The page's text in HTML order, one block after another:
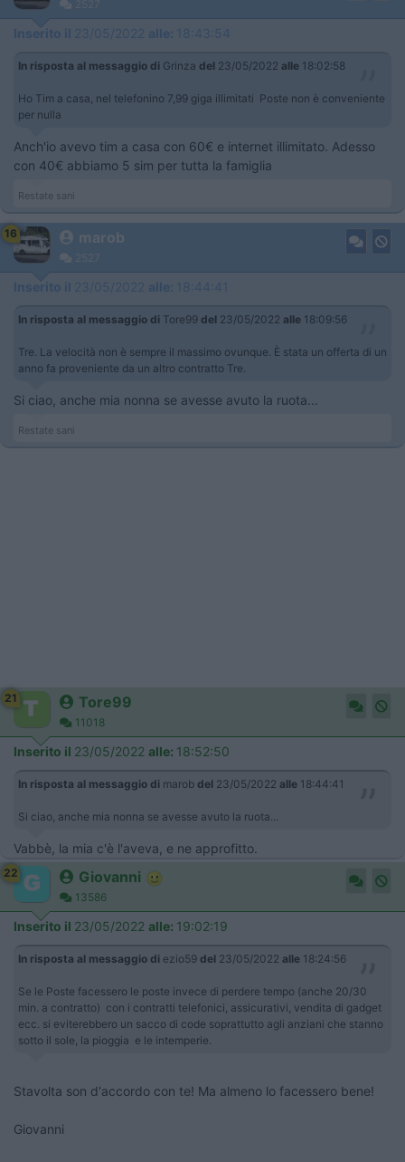
2527
Inserito il 23/05/2022 alle: 18:43:54
In risposta al messaggio di Grinza del 23/05/2022 alle 18:02:58
Ho Tim a casa, nel telefonino 7,99 giga illimitati Poste non è conveniente
per nulla
Anch'io avevo tim a casa con 60€ e internet illimitato. Adesso
con 40€ abbiamo 5 sim per tutta la famiglia
Restate sani
16 marob
2527
Inserito il 23/05/2022 alle: 18:44:41
In risposta al messaggio di Tore99 del 23/05/2022 alle 18:09:56
Tre. La velocità non è sempre il massimo ovunque. È stata un offerta di un
anno fa proveniente da un altro contratto Tre. ​​​​​
Si ciao, anche mia nonna se avesse avuto la ruota...
Restate sani
21 Tore99
11018
Inserito il 23/05/2022 alle: 18:52:50
In risposta al messaggio di marob del 23/05/2022 alle 18:44:41
Si ciao, anche mia nonna se avesse avuto la ruota...
Vabbè, la mia c'è l'aveva, e ne approfitto.
22 Giovanni
13586
Inserito il 23/05/2022 alle: 19:02:19
In risposta al messaggio di ezio59 del 23/05/2022 alle 18:24:56
Se le Poste facessero le poste invece di perdere tempo (anche 20/30
min. a contratto) con i contratti telefonici, assicurativi, vendita di gadget
ecc. si eviterebbero un sacco di code soprattutto agli anziani che stanno
sotto il sole, la pioggia e le intemperie.
Stavolta son d'accordo con te! Ma almeno lo facessero bene!
Giovanni